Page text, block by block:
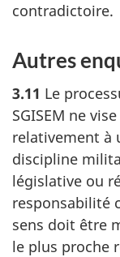
contradictoire.
Autres
3.11 Le
SGISEM ne
relativement à
discipline
législative ou
responsabilité
sens doit être
le plus proche